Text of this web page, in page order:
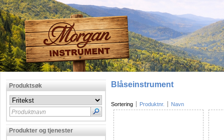
Produktsøk
Produktnavn
Produkter og tjenester
Blåseinstrument
Sortering Produktnr. Navn